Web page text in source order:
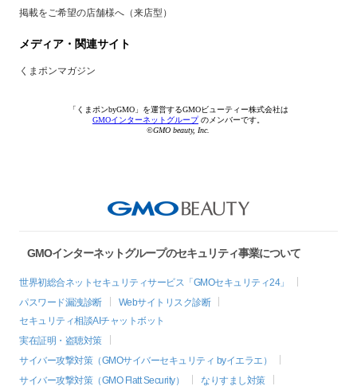
掲載をご希望の店舗様へ（来店型）
メディア・関連サイト
くまポンマガジン
「くまポンbyGMO」を運営するGMOビューティー株式会社は
GMOインターネットグループのメンバーです。
©GMO beauty, Inc.
GMOインターネットグループのセキュリティ事業について
世界初総合ネットセキュリティサービス「GMOセキュリティ24」
パスワード漏洩診断
Webサイトリスク診断
セキュリティ相談AIチャットボット
実在証明・盗聴対策
サイバー攻撃対策（GMOサイバーセキュリティ byイエラエ）
サイバー攻撃対策（GMO Flatt Security）
なりすまし対策